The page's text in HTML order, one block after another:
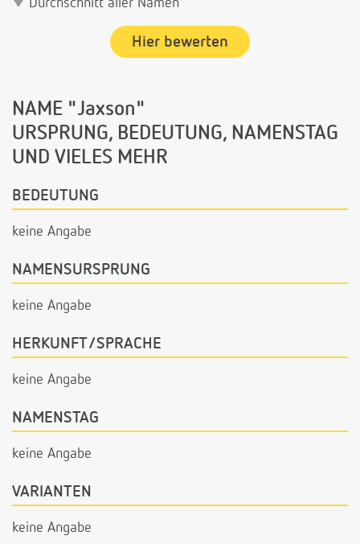
Durchschnitt aller Namen
Hier bewerten
NAME "Jaxson"
URSPRUNG, BEDEUTUNG, NAMENSTAG
UND VIELES MEHR
BEDEUTUNG
keine Angabe
NAMENSURSPRUNG
keine Angabe
HERKUNFT/SPRACHE
keine Angabe
NAMENSTAG
keine Angabe
VARIANTEN
keine Angabe